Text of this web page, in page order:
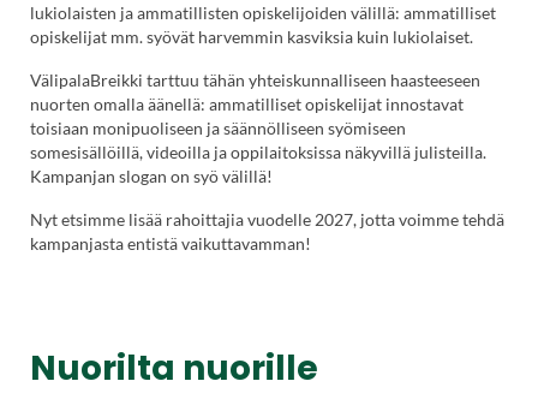
lukiolaisten ja ammatillisten opiskelijoiden välillä: ammatilliset
opiskelijat mm. syövät harvemmin kasviksia kuin lukiolaiset.
VälipalaBreikki tarttuu tähän yhteiskunnalliseen haasteeseen
nuorten omalla äänellä: ammatilliset opiskelijat innostavat
toisiaan monipuoliseen ja säännölliseen syömiseen
somesisällöillä, videoilla ja oppilaitoksissa näkyvillä julisteilla.
Kampanjan slogan on syö välillä!
Nyt etsimme lisää rahoittajia vuodelle 2027, jotta voimme tehdä
kampanjasta entistä vaikuttavamman!
Nuorilta nuorille